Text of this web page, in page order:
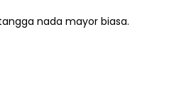
nada mayor biasa.